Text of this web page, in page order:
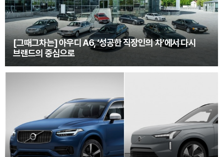
[그때그차는] 아우디 A6, ‘성공한 직장인의 차’에서 다시
브랜드의 중심으로